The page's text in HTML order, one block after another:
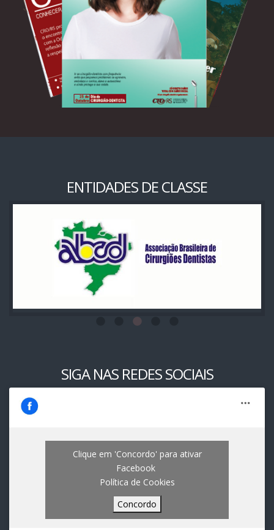
ENTIDADES DE CLASSE
SIGA NAS REDES SOCIAIS
Clique em 'Concordo' para ativar
Facebook
Política de Cookies
Concordo